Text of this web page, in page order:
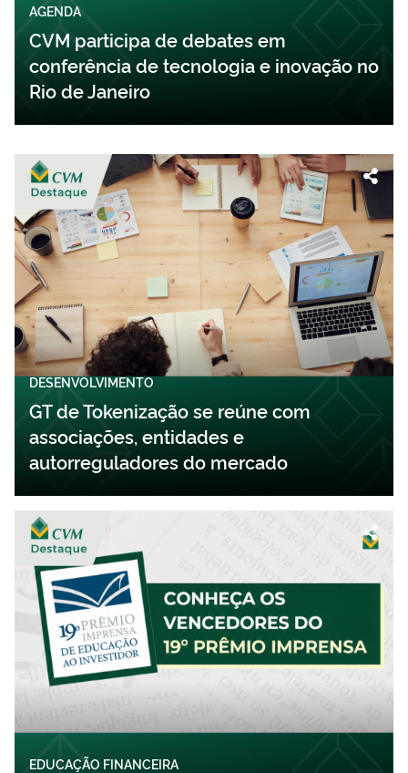
AGENDA
CVM participa de debates em
conferência de tecnologia e inovação no
Rio de Janeiro
DESENVOLVIMENTO
GT de Tokenização se reúne com
associações, entidades e
autorreguladores do mercado
EDUCAÇÃO FINANCEIRA